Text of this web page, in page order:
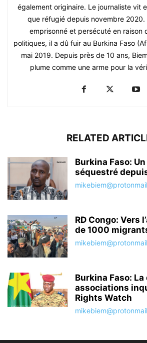
également originaire. Le journaliste vit
que réfugié depuis novembre 2020.
emprisonné et persécuté en raison
politiques, il a dû fuir au Burkina Faso
mai 2019. Depuis près de 10 ans,
plume comme une arme pour la
RELATED
Burkina Faso:
séquestré
RD Congo: Vers
de 1000
Burkina Faso:
associations
Rights Watch